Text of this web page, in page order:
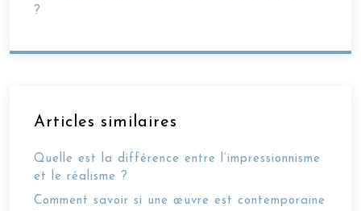
?
Articles similaires
Quelle est la différence entre l’impressionnisme
et le réalisme ?
Comment savoir si une œuvre est contemporaine